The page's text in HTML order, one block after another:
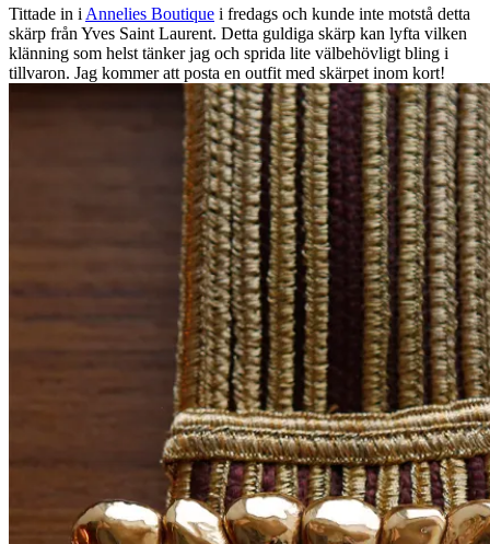
Tittade in i Annelies Boutique i fredags och kunde inte motstå detta
skärp från Yves Saint Laurent. Detta guldiga skärp kan lyfta vilken
klänning som helst tänker jag och sprida lite välbehövligt bling i
tillvaron. Jag kommer att posta en outfit med skärpet inom kort!